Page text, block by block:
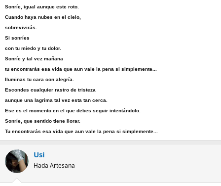
Sonríe, igual aunque este roto.
Cuando haya nubes en el cielo,
sobrevivirás.
Si sonríes
con tu miedo y tu dolor.
Sonríe y tal vez mañana
tu encontrarás esa vida que aun vale la pena si simplemente...
Iluminas tu cara con alegría.
Escondes cualquier rastro de tristeza
aunque una lagrima tal vez esta tan cerca.
Ese es el momento en el que debes seguir intentándolo.
Sonríe, que sentido tiene llorar.
Tu encontrarás esa vida que aun vale la pena si simplemente...
Usi
Hada Artesana